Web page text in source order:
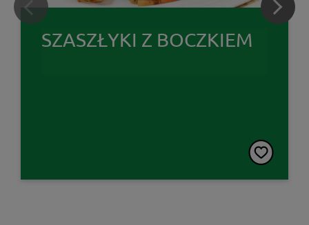
SZASZŁYKI Z BOCZKIEM